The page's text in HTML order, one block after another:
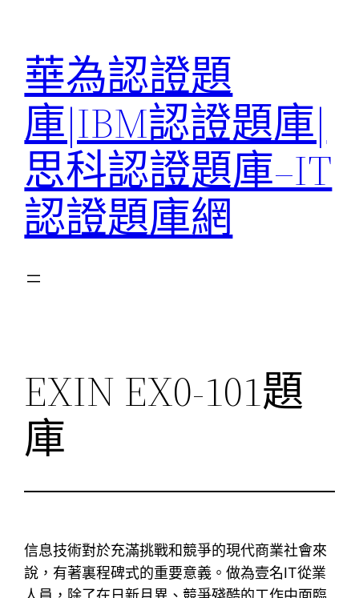
華為認證題
庫|IBM認證題庫|
思科認證題庫–IT
認證題庫網
EXIN EX0-101題
庫
信息技術對於充滿挑戰和競爭的現代商業社會來
說，有著裏程碑式的重要意義。做為壹名IT從業